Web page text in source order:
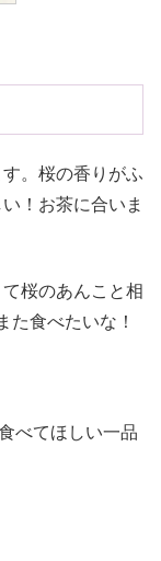
。桜の香りがふ
！お茶に合いま
桜のあんこと相
た食べたいな！
べてほしい一品